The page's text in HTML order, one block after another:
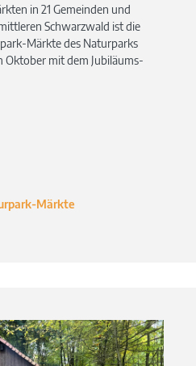
in 21 Gemeinden und
Schwarzwald ist die
Märkte des Naturparks
mit dem Jubiläums-
Märkte